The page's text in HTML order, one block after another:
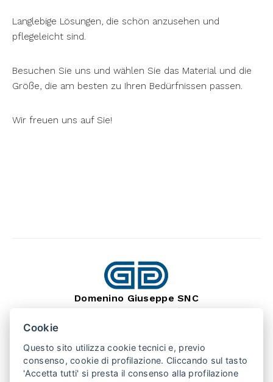
Langlebige Lösungen, die schön anzusehen und
pflegeleicht sind.
Besuchen Sie uns und wählen Sie das Material und die
Größe, die am besten zu Ihren Bedürfnissen passen.
Wir freuen uns auf Sie!
Domenino Giuseppe SNC
dal 1966
VIA MONTEBRACCO, 15
TEL. +39 0175 346407
Cookie
Questo sito utilizza cookie tecnici e, previo
consenso, cookie di profilazione. Cliccando sul tasto
'Accetta tutti' si presta il consenso alla profilazione